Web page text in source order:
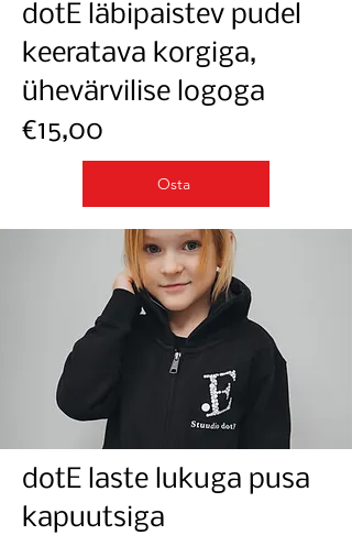
dotE läbipaistev pudel
keeratava korgiga,
ühevärvilise logoga
€15,00
Osta
dotE laste lukuga pusa
kapuutsiga